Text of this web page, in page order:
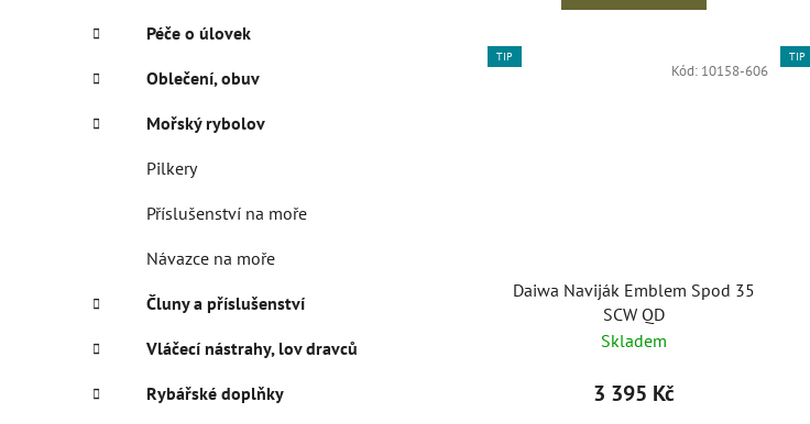
Péče o úlovek
Oblečení, obuv
Mořský rybolov
Pilkery
Příslušenství na moře
Návazce na moře
Čluny a příslušenství
Vláčecí nástrahy, lov dravců
Rybářské doplňky
TIP
Daiwa Naviják Emblem Spod 35
SCW QD
Skladem
3 395 Kč
Kód: 10158-606
TIP